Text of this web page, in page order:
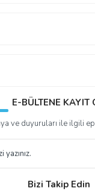
E-BÜLTENE KAYIT
ve duyuruları ile ilgili
Bizi Takip Edin